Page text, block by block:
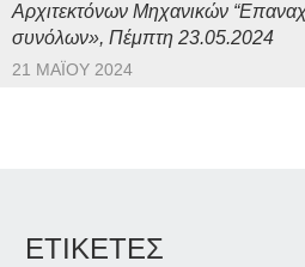
Αρχιτεκτόνων Μηχανικών
συνόλων», Πέμπτη 23.05.2024
21 ΜΑΪ́ΟΥ 2024
ΕΤΙΚΕΤΕΣ